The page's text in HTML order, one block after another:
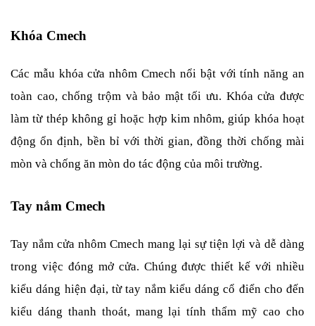
Khóa Cmech
Các mẫu khóa cửa nhôm Cmech nổi bật với tính năng an
toàn cao, chống trộm và bảo mật tối ưu. Khóa cửa được
làm từ thép không gỉ hoặc hợp kim nhôm, giúp khóa hoạt
động ổn định, bền bỉ với thời gian, đồng thời chống mài
mòn và chống ăn mòn do tác động của môi trường.
Tay nắm Cmech
Tay nắm cửa nhôm Cmech mang lại sự tiện lợi và dễ dàng
trong việc đóng mở cửa. Chúng được thiết kế với nhiều
kiểu dáng hiện đại, từ tay nắm kiểu dáng cổ điển cho đến
kiểu dáng thanh thoát, mang lại tính thẩm mỹ cao cho